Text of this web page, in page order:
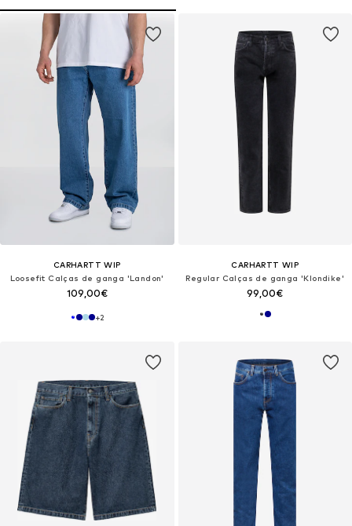
CARHARTT WIP
Loosefit Calças de ganga 'Landon'
109,00€
+2
CARHARTT WIP
Regular Calças de ganga 'Klondike'
99,00€